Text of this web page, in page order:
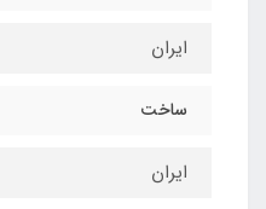
ایران
ساخت
ایران